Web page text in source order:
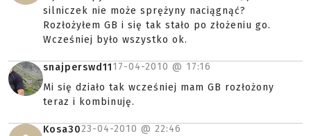
silniczek nie może sprężyny naciągnąć?
Rozłożyłem GB i się tak stało po złożeniu go.
Wcześniej było wszystko ok.
snajperswd1117-04-2010 @ 17:16
Mi się działo tak wcześniej mam GB rozłożony
teraz i kombinuję.
Kosa3023-04-2010 @ 22:46